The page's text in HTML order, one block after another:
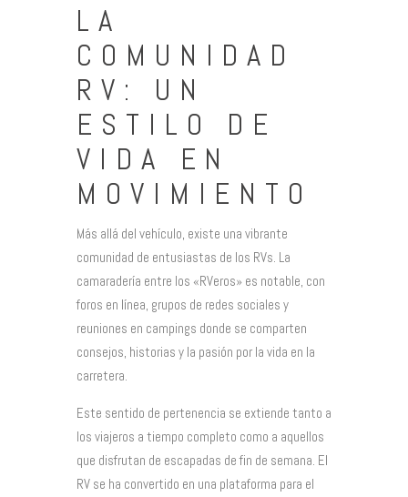
LA
COMUNIDAD
RV: UN
ESTILO DE
VIDA EN
MOVIMIENTO
Más allá del vehículo, existe una vibrante
comunidad de entusiastas de los RVs. La
camaradería entre los «RVeros» es notable, con
foros en línea, grupos de redes sociales y
reuniones en campings donde se comparten
consejos, historias y la pasión por la vida en la
carretera.
Este sentido de pertenencia se extiende tanto a
los viajeros a tiempo completo como a aquellos
que disfrutan de escapadas de fin de semana. El
RV se ha convertido en una plataforma para el